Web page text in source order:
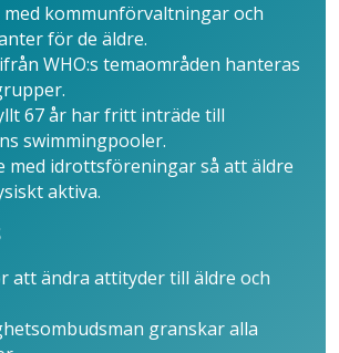
kommunförvaltningar och
för de äldre.
WHO:s temaområden hanteras
67 år har fritt inträde till
swimmingpooler.
med idrottsföreningar så att äldre
aktiva.
att ändra attityder till äldre och
granskar alla